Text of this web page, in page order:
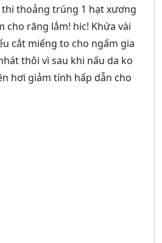
thi thoảng trúng 1 hạt xương
cho răng lắm! hic! Khứa vài
cắt miếng to cho ngấm gia
thôi vì sau khi nấu da ko
hơi giảm tính hấp dẫn cho